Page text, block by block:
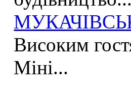
Високим
Міні...